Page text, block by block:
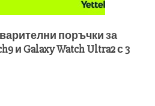
поръчки за
и Galaxy Watch Ultra2 с 3